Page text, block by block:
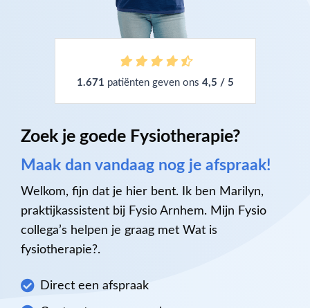
1.671 patiënten geven ons 4,5 / 5
Zoek je goede Fysiotherapie?
Maak dan vandaag nog je afspraak!
Welkom, fijn dat je hier bent. Ik ben Marilyn,
praktijkassistent bij Fysio Arnhem. Mijn Fysio
collega’s helpen je graag met Wat is
fysiotherapie?.
Direct een afspraak